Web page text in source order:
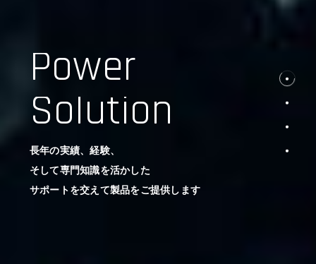
Power
Solution
長年の実績、経験、
そして専門知識を活かした
サポートを交えて製品をご提供します